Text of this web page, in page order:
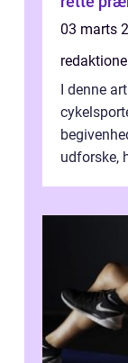
03 marts
I denne
udforske,